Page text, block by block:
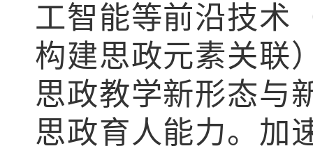
工智能等前沿技术
构建思政元素关联
思政教学新形态与
思政育人能力。加